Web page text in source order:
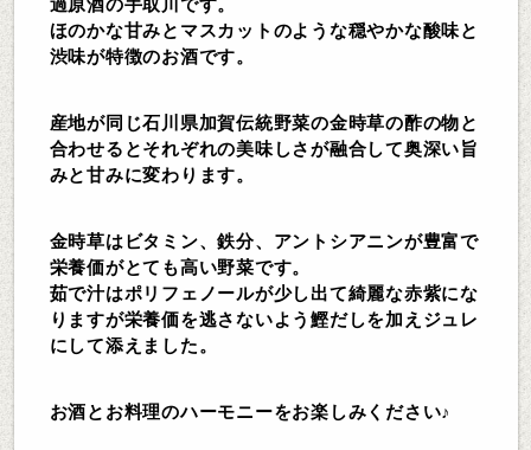
過原酒の手取川です。
ほのかな甘みとマスカットのような穏やかな酸味と
渋味が特徴のお酒です。
産地が同じ石川県加賀伝統野菜の金時草の酢の物と
合わせるとそれぞれの美味しさが融合して奥深い旨
みと甘みに変わります。
金時草はビタミン、鉄分、アントシアニンが豊富で
栄養価がとても高い野菜です。
茹で汁はポリフェノールが少し出て綺麗な赤紫にな
りますが栄養価を逃さないよう鰹だしを加えジュレ
にして添えました。
お酒とお料理のハーモニーをお楽しみください♪